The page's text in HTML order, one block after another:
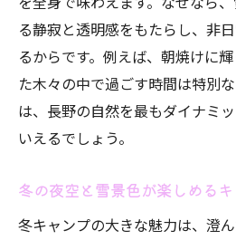
初心者も安心できる長野県
初心者でも安心な長野
方
手軽に始められるコテ
プ
体験
家族やグループでも快
る静寂と透明感をもたらし、非
るからです。例えば、朝焼けに
た木々の中で過ごす時間は特別
は、長野の自然を最もダイナミ
いえるでしょう。
冬の夜空と雪景色が楽しめる
冬キャンプの大きな魅力は、澄